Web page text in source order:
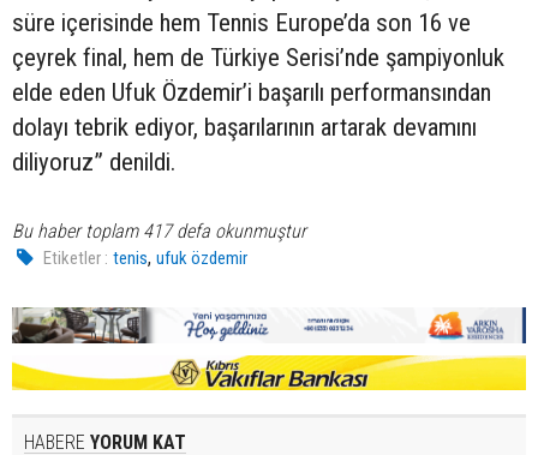
süre içerisinde hem Tennis Europe’da son 16 ve
çeyrek final, hem de Türkiye Serisi’nde şampiyonluk
elde eden Ufuk Özdemir’i başarılı performansından
dolayı tebrik ediyor, başarılarının artarak devamını
diliyoruz” denildi.
Bu haber toplam 417 defa okunmuştur
Etiketler : tenis,ufuk özdemir
HABERE YORUM KAT